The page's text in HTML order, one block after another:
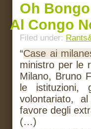
Oh
Al Congo
Filed under:
“Case ai
ministro per le
Milano, Bruno
le istituzioni,
volontariato,
favore degli
(…)